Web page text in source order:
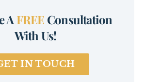
A FREE Consultation
With Us!
IN TOUCH